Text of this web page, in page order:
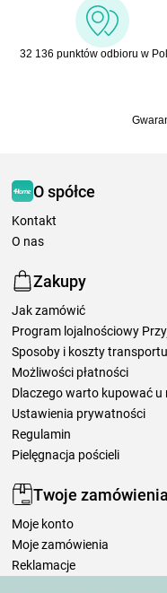
32 136 punktów odbioru w
O spółce
Kontakt
O nas
Zakupy
Jak zamówić
Program lojalnościowy
Sposoby i koszty transportu
Możliwości płatności
Dlaczego warto kupować u
Ustawienia prywatności
Regulamin
Pielęgnacja pościeli
Twoje zamówienia
Moje konto
Moje zamówienia
Reklamacje